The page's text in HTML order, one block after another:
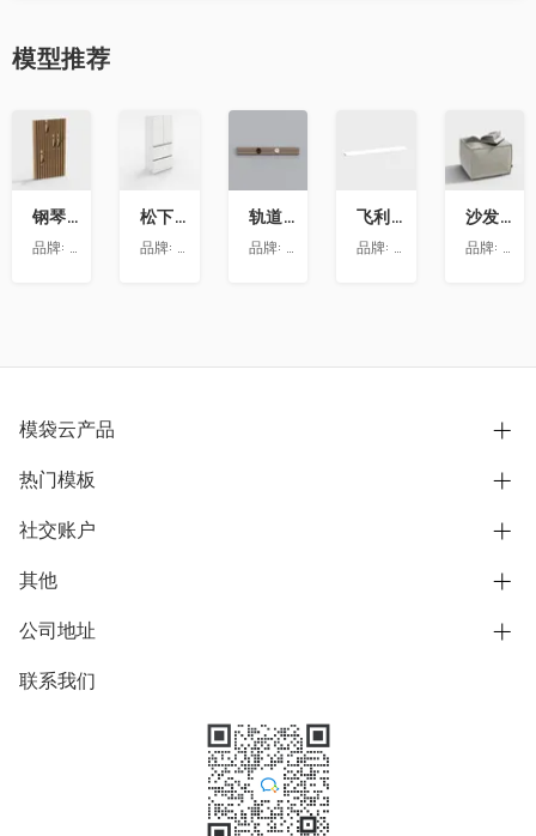
模型推荐
钢琴键挂衣架9
品牌:
澳华装饰
藏
松下喜马拉雅 600L冰箱大溪地
品牌:
松下
藏
轨道插座9
品牌:
依百纳定制家具 全新VR上线 让您提前
飞利浦LS160灯带-低压灯带-100mm
品牌:
昕诺飞
收
藏
沙发凳坐墩
品牌:
澳华
模袋云产品
别墅设计营销
模型协同展示分享
别墅社区
别墅模板
热门模板
欧式别墅
中式别墅
日式别墅
社交账户
B站
抖音
微信公众号
其他
用户服务协议
隐私政策
公司地址
上海市浦东新区东方路1215-1217号
联系我们